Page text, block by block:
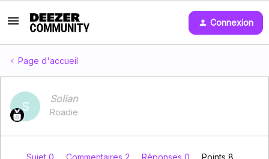
Connexion
Page d'accueil
S
Solian
Roadie
Sujet 0 Commentaires 2 Réponses 0
Points 8